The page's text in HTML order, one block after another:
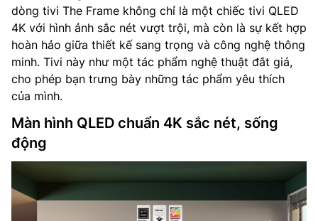
dòng tivi The Frame không chỉ là một chiếc tivi QLED
4K với hình ảnh sắc nét vượt trội, mà còn là sự kết hợp
hoàn hảo giữa thiết kế sang trọng và công nghệ thông
minh. Tivi này như một tác phẩm nghệ thuật đắt giá,
cho phép bạn trưng bày những tác phẩm yêu thích
của mình.
Màn hình QLED chuẩn 4K sắc nét, sống
động